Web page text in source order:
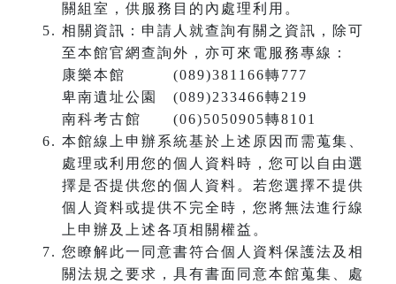
關組室，供服務目的內處理利用。
相關資訊：申請人就查詢有關之資訊，除可
至本館官網查詢外，亦可來電服務專線：
康樂本館 (089)381166轉777
卑南遺址公園 (089)233466轉219
南科考古館 (06)5050905轉8101
本館線上申辦系統基於上述原因而需蒐集、
處理或利用您的個人資料時，您可以自由選
擇是否提供您的個人資料。若您選擇不提供
個人資料或提供不完全時，您將無法進行線
上申辦及上述各項相關權益。
您瞭解此一同意書符合個人資料保護法及相
關法規之要求，具有書面同意本館蒐集、處